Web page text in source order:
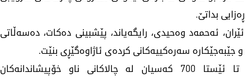
بداتێ.
ئه‌حمه‌د وه‌حیدی، رایگه‌یاند، پێشبینی ده‌كات، ده‌سه‌ڵاتی
و جێبه‌جێكاره‌ سه‌ره‌كییه‌كانی كرده‌ی ئاژاوه‌گێڕی بنێت.
هاوكات پۆلیسی ئێران رایگه‌یاندووه‌، تا ئێستا 700 كه‌سیان له‌ چالاكانی ناو خۆپیشاندانه‌كان